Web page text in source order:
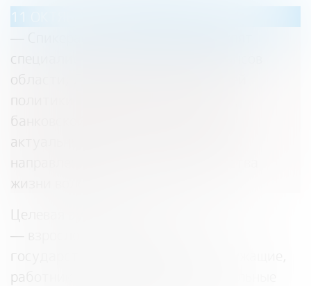
11 ОКТЯБРЯ 2023:
— Спикерами мероприятия выступят
специалисты Департамента финансов
области, Департамента внутренней
политики Правительства области,
банковской сферы с освещением
актуальных жизненных ситуаций,
направленных на улучшение качества
жизни вологжан.
Целевая аудитория участников:
— взрослое население (в т.ч.
государственные гражданские служащие,
работники учреждений, муниципальные